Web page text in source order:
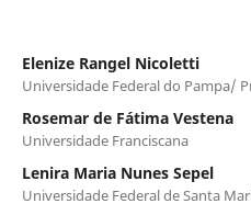
Elenize Rangel Nicoletti
Universidade Federal do Pampa/
Rosemar de Fátima Vestena
Universidade Franciscana
Lenira Maria Nunes Sepel
Universidade Federal de Santa